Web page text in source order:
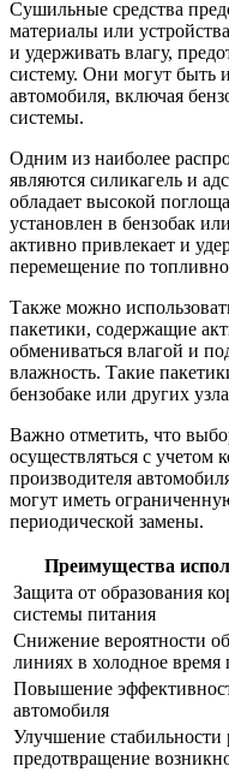
Сушильные средства
материалы или
и удерживать влагу,
систему. Они могут быть
автомобиля, включая
системы.
Одним из наиболее
являются силикагель и
обладает высокой
установлен в бензобак
активно привлекает и
перемещение по
Также можно
пакетики, содержащие
обмениваться влагой и
влажность. Такие
бензобаке или других
Важно отметить, что
осуществляться с учетом
производителя
могут иметь
периодической замены.
Преимущества
Защита от образования
системы питания
Снижение вероятности
линиях в холодное время
Повышение
автомобиля
Улучшение стабильности
предотвращение